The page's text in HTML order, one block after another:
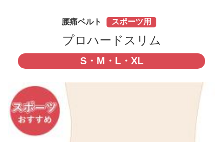
腰痛ベルト スポーツ用
プロハードスリム
S・M・L・XL